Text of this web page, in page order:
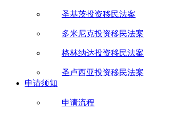
圣基茨投资移民法案
多米尼克投资移民法案
格林纳达投资移民法案
圣卢西亚投资移民法案
申请须知
申请流程